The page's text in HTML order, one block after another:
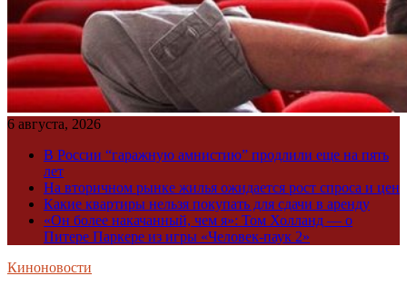
6 августа, 2026
В России “гаражную амнистию” продлили еще на пять
лет
На вторичном рынке жилья ожидается рост спроса и цен
Какие квартиры нельзя покупать для сдачи в аренду
«Он более накачанный, чем я»: Том Холланд — о
Питере Паркере из игры «Человек-паук 2»
Киноновости